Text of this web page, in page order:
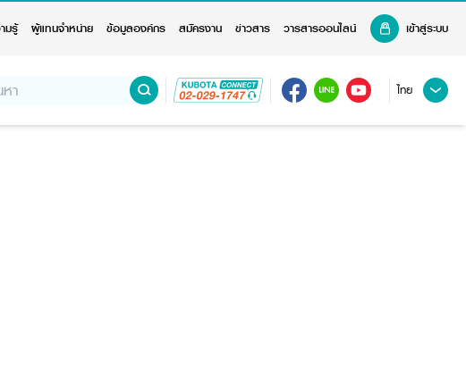
มรู้ ผู้แทนจำหน่าย ข้อมูลองค์กร สมัครงาน ข่าวสาร วารสารออนไลน์ เข้าสู่ระบบ
ไทย